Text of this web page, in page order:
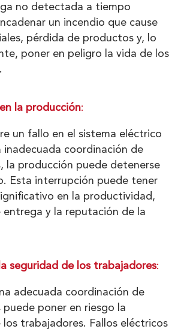
no detectada a tiempo
un incendio que cause
pérdida de productos y, lo
poner en peligro la vida de los
la producción:
un fallo en el sistema eléctrico
inadecuada coordinación de
la producción puede detenerse
Esta interrupción puede tener
en la productividad,
entrega y la reputación de la
seguridad de los trabajadores:
adecuada coordinación de
poner en riesgo la
los trabajadores. Fallos eléctricos